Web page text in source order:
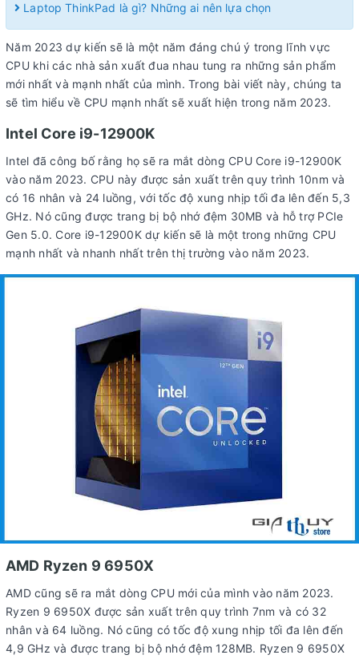
Laptop ThinkPad là gì? Những ai nên lựa chọn
Năm 2023 dự kiến sẽ là một năm đáng chú ý trong lĩnh vực
CPU khi các nhà sản xuất đua nhau tung ra những sản phẩm
mới nhất và mạnh nhất của mình. Trong bài viết này, chúng ta
sẽ tìm hiểu về CPU mạnh nhất sẽ xuất hiện trong năm 2023.
Intel Core i9-12900K
Intel đã công bố rằng họ sẽ ra mắt dòng CPU Core i9-12900K
vào năm 2023. CPU này được sản xuất trên quy trình 10nm và
có 16 nhân và 24 luồng, với tốc độ xung nhịp tối đa lên đến 5,3
GHz. Nó cũng được trang bị bộ nhớ đệm 30MB và hỗ trợ PCIe
Gen 5.0. Core i9-12900K dự kiến sẽ là một trong những CPU
mạnh nhất và nhanh nhất trên thị trường vào năm 2023.
AMD Ryzen 9 6950X
AMD cũng sẽ ra mắt dòng CPU mới của mình vào năm 2023.
Ryzen 9 6950X được sản xuất trên quy trình 7nm và có 32
nhân và 64 luồng. Nó cũng có tốc độ xung nhịp tối đa lên đến
4,9 GHz và được trang bị bộ nhớ đệm 128MB. Ryzen 9 6950X